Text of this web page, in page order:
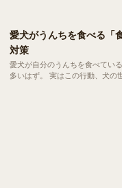
愛犬がうんちを食べる「
対策
愛犬が自分のうんちを食べてい
多いはず。 実はこの行動、犬の世界では決して珍しいことではありません。今回